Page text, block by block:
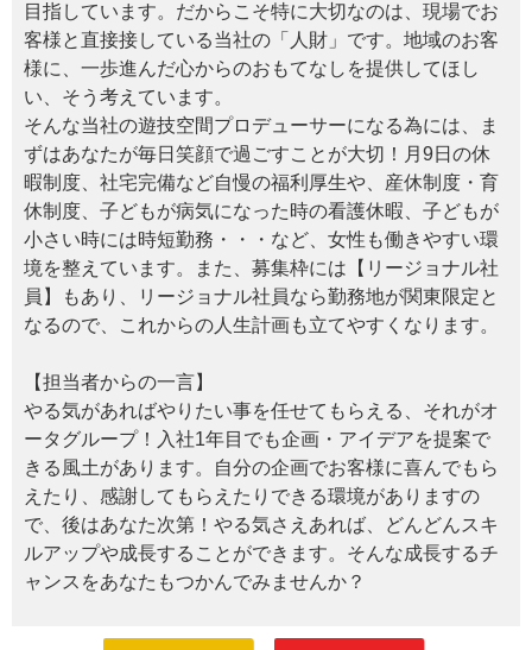
目指しています。だからこそ特に大切なのは、現場でお
客様と直接接している当社の「人財」です。地域のお客
様に、一歩進んだ心からのおもてなしを提供してほし
い、そう考えています。
そんな当社の遊技空間プロデューサーになる為には、ま
ずはあなたが毎日笑顔で過ごすことが大切！月9日の休
暇制度、社宅完備など自慢の福利厚生や、産休制度・育
休制度、子どもが病気になった時の看護休暇、子どもが
小さい時には時短勤務・・・など、女性も働きやすい環
境を整えています。また、募集枠には【リージョナル社
員】もあり、リージョナル社員なら勤務地が関東限定と
なるので、これからの人生計画も立てやすくなります。
【担当者からの一言】
やる気があればやりたい事を任せてもらえる、それがオ
ータグループ！入社1年目でも企画・アイデアを提案で
きる風土があります。自分の企画でお客様に喜んでもら
えたり、感謝してもらえたりできる環境がありますの
で、後はあなた次第！やる気さえあれば、どんどんスキ
ルアップや成長することができます。そんな成長するチ
ャンスをあなたもつかんでみませんか？